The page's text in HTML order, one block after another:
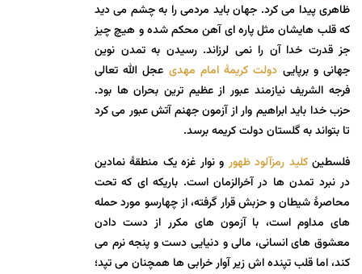
ظاهری پیدا می کرد. جهان باید مردمی را به چشم می دید
که قلب هایشان مثل پاره ای آهن محکم شده و هیچ چیز
جز قدرت خدا آن را نمی لرزاند. رسیدن به تمدن نوین
جهانی و برپایی دولت کریمۀ امام مهدی عجل الله تعالی
فرجه الشریف نیازمند عبور از عظیم ترین بحران ها بود.
حزب خدا باید ابراهیم وار از آزمون جهنم آتش عبور می کرد
تا بتواند به گلستان دولت کریمه برسد.
فلسطینکلید رمزآلود ظهور و نوار غزه یک منطقۀ نمادین
در نبرد تمدن ها در آخرالزمان است. باریکه ای که تحت
محاصرۀ شیطان و حزبش قرار گرفته، از چهارسو مورد حمله
های مداوم است، با آزمون های مکرر از دست دادن
معشوق های انسانی، مالی و دنیایی دست و پنجه نرم می
کند، اما قلب تپنده اش زیر آوار خرابی ها همچنان می تپد؛